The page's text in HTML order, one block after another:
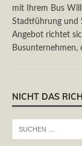
mit Ihrem Bus
Stadtführung und
Angebot richtet
Busunternehmen,
NICHT DAS